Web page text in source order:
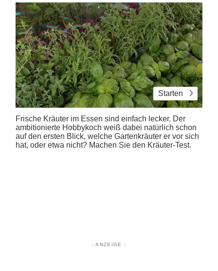
Starten
Frische Kräuter im Essen sind einfach lecker. Der
ambitionierte Hobbykoch weiß dabei natürlich schon
auf den ersten Blick, welche Gartenkräuter er vor sich
hat, oder etwa nicht? Machen Sie den Kräuter-Test.